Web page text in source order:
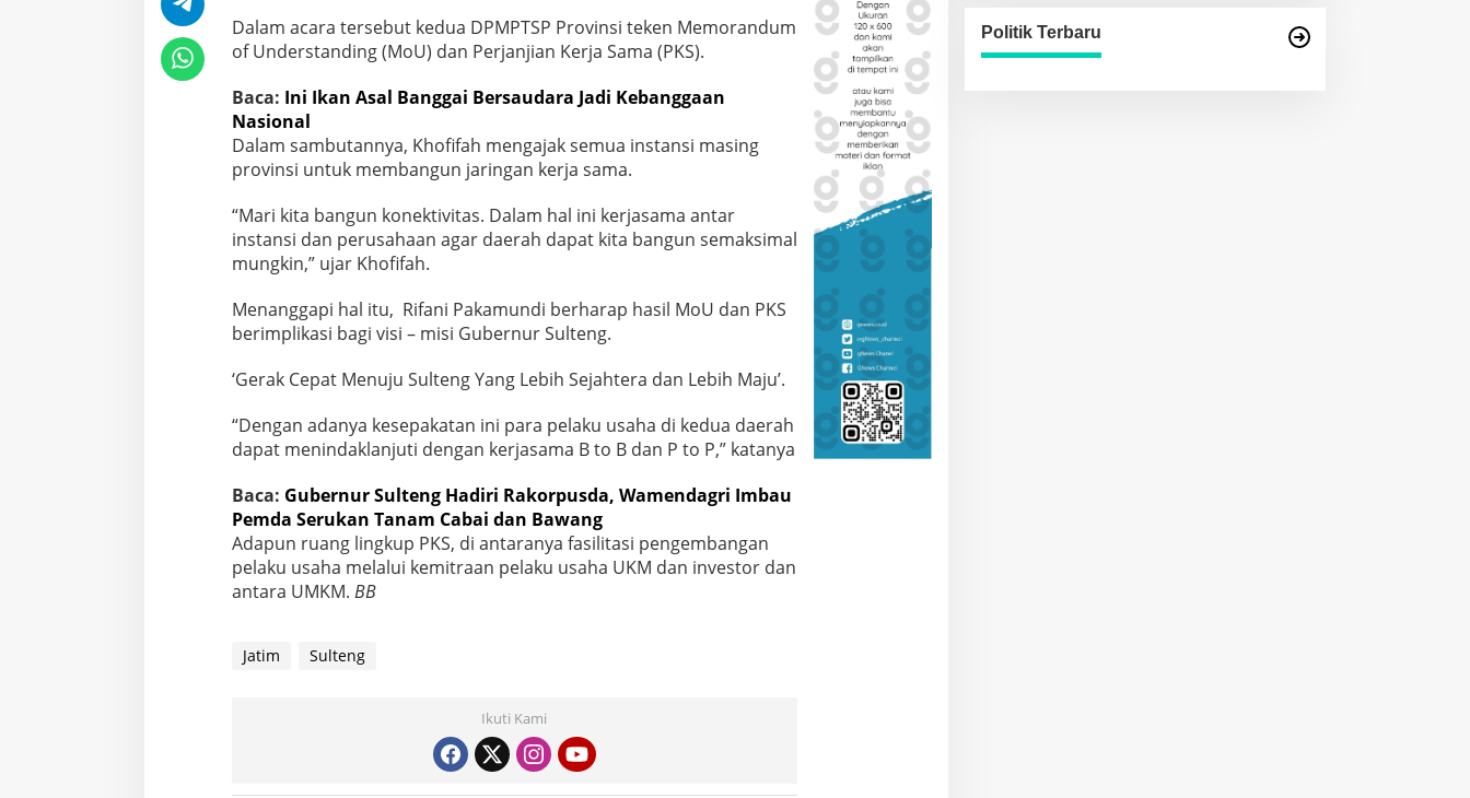
Dalam acara tersebut kedua DPMPTSP Provinsi teken Memorandum
of Understanding (MoU) dan Perjanjian Kerja Sama (PKS).
Baca: Ini Ikan Asal Banggai Bersaudara Jadi Kebanggaan
Nasional
Dalam sambutannya, Khofifah mengajak semua instansi masing
provinsi untuk membangun jaringan kerja sama.
“Mari kita bangun konektivitas. Dalam hal ini kerjasama antar
instansi dan perusahaan agar daerah dapat kita bangun semaksimal
mungkin,” ujar Khofifah.
Menanggapi hal itu, Rifani Pakamundi berharap hasil MoU dan PKS
berimplikasi bagi visi – misi Gubernur Sulteng.
‘Gerak Cepat Menuju Sulteng Yang Lebih Sejahtera dan Lebih Maju’.
“Dengan adanya kesepakatan ini para pelaku usaha di kedua daerah
dapat menindaklanjuti dengan kerjasama B to B dan P to P,” katanya
Baca: Gubernur Sulteng Hadiri Rakorpusda, Wamendagri Imbau
Pemda Serukan Tanam Cabai dan Bawang
Adapun ruang lingkup PKS, di antaranya fasilitasi pengembangan
pelaku usaha melalui kemitraan pelaku usaha UKM dan investor dan
antara UMKM. BB
Jatim Sulteng
Ikuti Kami
Politik Terbaru